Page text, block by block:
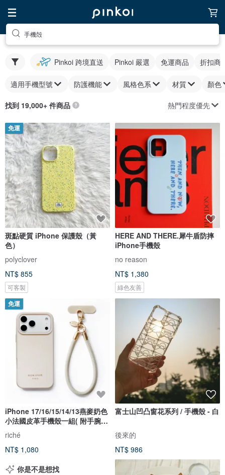
手機殻
Pinkoi 跨境直送 Pinkoi 嚴選 免運商品 折扣商
適用手機型號 防護機能 風格色系 材質 顏色
找到 19,000+ 件商品 熱門程度優先
免運
斑點硬質 iPhone 保護殼（黃
色）
polyclover
NT$ 855
可客製
HERE AND THERE.犀牛盾防摔
iPhone手機殼
no reason
NT$ 1,380
綠色友善
免運
iPhone 17/16/15/14/13燕麥奶色
小法國皮革手機殼一組( 附手腕
帶)
riché
NT$ 1,080
富士山凹凸窗花系列 / 手機殼 - 白
後來的
NT$ 986
你是不是想找